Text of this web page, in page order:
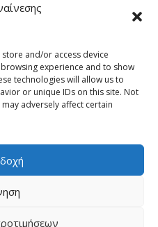
and/or access device
experience and to show
technologies will allow us to
or unique IDs on this site. Not
adversely affect certain
4ης Οκτωβρίου
την επιφύλαξη παντός